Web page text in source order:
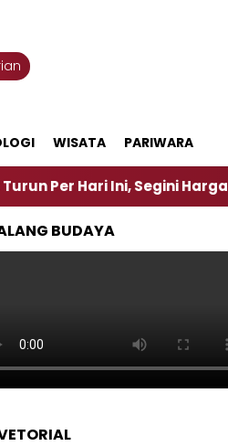
WISATA PARIWARA
Ini, Segini Harganya
BUDAYA